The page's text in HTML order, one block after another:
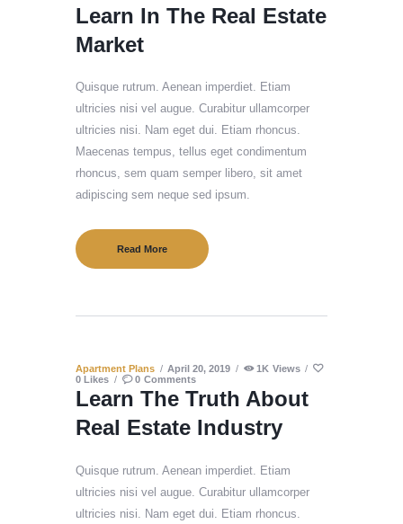
Learn In The Real Estate
Market
Quisque rutrum. Aenean imperdiet. Etiam
ultricies nisi vel augue. Curabitur ullamcorper
ultricies nisi. Nam eget dui. Etiam rhoncus.
Maecenas tempus, tellus eget condimentum
rhoncus, sem quam semper libero, sit amet
adipiscing sem neque sed ipsum.
Read More
Apartment Plans April 20, 2019 1K Views
0 Likes 0 Comments
Learn The Truth About
Real Estate Industry
Quisque rutrum. Aenean imperdiet. Etiam
ultricies nisi vel augue. Curabitur ullamcorper
ultricies nisi. Nam eget dui. Etiam rhoncus.